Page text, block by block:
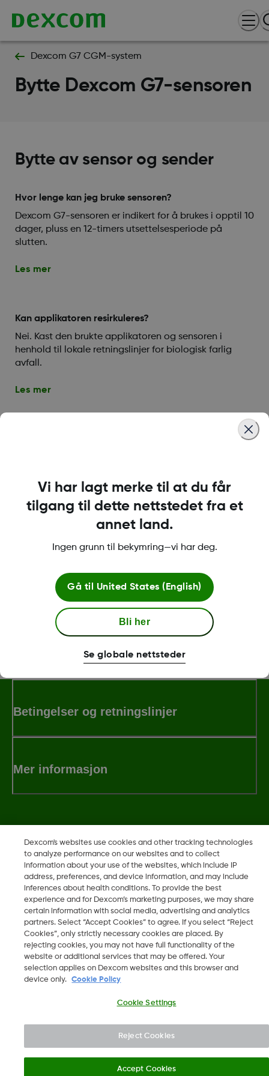
Dexcom G7 CGM-system
Bytte Dexcom G7-sensoren
Bytte av sensor og sender
Hvor lenge kan jeg bruke sensoren?
Dexcom G7-sensoren er indikert for å brukes i opptil 10
dager, pluss en 12-timers utsettelsesperiode på
slutten.
Les mer
Kan applikatoren resirkuleres?
Nei. Kast den brukte applikatoren og sensoren i
henhold til lokale retningslinjer for biologisk farlig
avfall.
Les mer
Fjerning av Dexcom G7-sensoren
å gjøre det enklere, prøv disse tipsene
Betingelser og retningslinjer
Mer informasjon
Dexcom, Dexcom Clarity, Dexcom Follow, Dexcom One,
Dexcom Share og Share er varemerker eller registrerte
varemerker i USA og muligens i andre land.
2026 Dexcom, Inc. Med enerett.
NO
Endre region
Dexcom's websites use cookies and other tracking technologies
to analyze performance on our websites and to collect
information about your use of the websites, which include IP
address, preferences, and device information, and may include
inferences about health conditions. To provide the best
experience and for Dexcom’s marketing purposes, we may share
certain information with social media, advertising and analytics
partners. Select “Accept Cookies” to agree. If you select “Reject
Cookies”, only strictly necessary cookies are placed. By
rejecting cookies, you may not have full functionality of the
website or additional services that may be offered. Your
selection applies on Dexcom websites and this browser and
device only.
Cookie Policy
Cookie Settings
Reject Cookies
Accept Cookies
Vi har lagt merke til at du får
tilgang til dette nettstedet fra et
annet land.
Ingen grunn til bekymring—vi har deg.
Gå til United States (English)
Bli her
Se globale nettsteder